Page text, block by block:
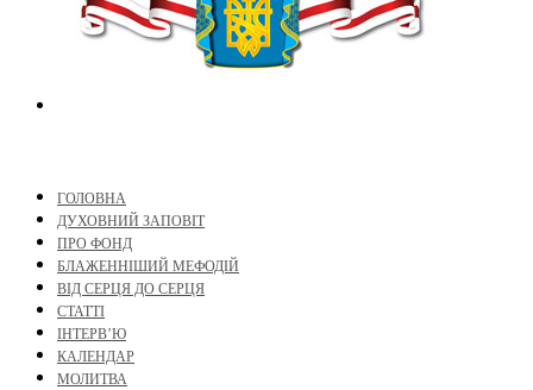
ГОЛОВНА
ДУХОВНИЙ ЗАПОВІТ
ПРО ФОНД
БЛАЖЕННІШИЙ МЕФОДІЙ
ВІД СЕРЦЯ ДО СЕРЦЯ
СТАТТІ
ІНТЕРВ’Ю
КАЛЕНДАР
МОЛИТВА